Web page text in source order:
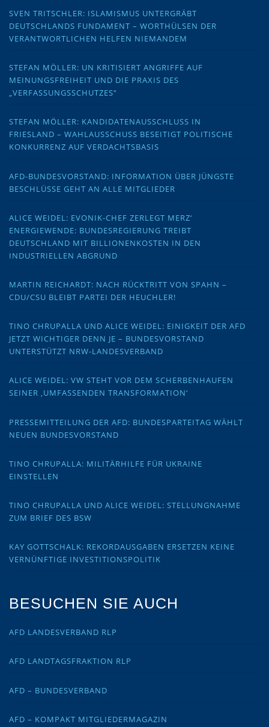
SVEN TRITSCHLER: ISLAMISMUS UNTERGRÄBT
DEUTSCHLANDS FUNDAMENT – WORTHÜLSEN DER
VERANTWORTLICHEN HELFEN NIEMANDEM
STEFAN MÖLLER: UN KRITISIERT ANGRIFFE AUF
MEINUNGSFREIHEIT UND DIE PRAXIS DES
„VERFASSUNGSSCHUTZES“
STEFAN MÖLLER: KANDIDATENAUSSCHLUSS IN
FRIESLAND – WAHLAUSSCHUSS BESEITIGT POLITISCHE
KONKURRENZ AUF VERDACHTSBASIS
AFD-BUNDESVORSTAND: INFORMATION ÜBER JÜNGSTE
BESCHLÜSSE GEHT AN ALLE MITGLIEDER
ALICE WEIDEL: EVONIK-CHEF ZERLEGT MERZ‘
ENERGIEWENDE: BUNDESREGIERUNG TREIBT
DEUTSCHLAND MIT BILLIONENKOSTEN IN DEN
INDUSTRIELLEN ABGRUND
MARTIN REICHARDT: NACH RÜCKTRITT VON SPAHN –
CDU/CSU BLEIBT PARTEI DER HEUCHLER!
TINO CHRUPALLA UND ALICE WEIDEL: EINIGKEIT DER AFD
JETZT WICHTIGER DENN JE – BUNDESVORSTAND
UNTERSTÜTZT NRW-LANDESVERBAND
ALICE WEIDEL: VW STEHT VOR DEM SCHERBENHAUFEN
SEINER ‚UMFASSENDEN TRANSFORMATION‘
PRESSEMITTEILUNG DER AFD: BUNDESPARTEITAG WÄHLT
NEUEN BUNDESVORSTAND
TINO CHRUPALLA: MILITÄRHILFE FÜR UKRAINE
EINSTELLEN
TINO CHRUPALLA UND ALICE WEIDEL: STELLUNGNAHME
ZUM BRIEF DES BSW
KAY GOTTSCHALK: REKORDAUSGABEN ERSETZEN KEINE
VERNÜNFTIGE INVESTITIONSPOLITIK
BESUCHEN SIE AUCH
AFD LANDESVERBAND RLP
AFD LANDTAGSFRAKTION RLP
AFD – BUNDESVERBAND
AFD – KOMPAKT MITGLIEDERMAGAZIN